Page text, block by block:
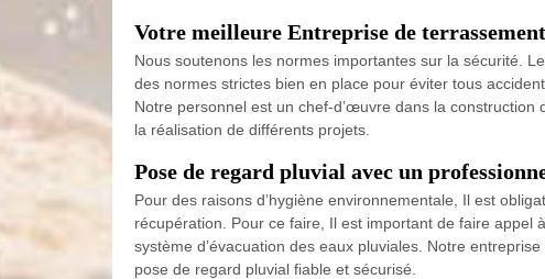
Votre meilleure Entreprise de
Nous soutenons les normes importantes sur la sécurité.
des normes strictes bien en place pour éviter tous
Notre personnel est un chef-d’œuvre dans la
la réalisation de différents projets.
Pose de regard pluvial avec un
Pour des raisons d’hygiène environnementale, Il est
récupération. Pour ce faire, Il est important de faire
système d’évacuation des eaux pluviales. Notre
pose de regard pluvial fiable et sécurisé.